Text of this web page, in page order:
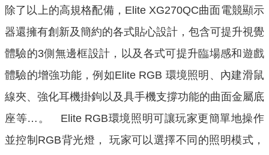
除了以上的高規格配備，Elite XG270QC曲面電競顯示
器還擁有創新及簡約的各式貼心設計，包含可提升視覺
體驗的3側無邊框設計，以及各式可提升臨場感和遊戲
體驗的增強功能，例如Elite RGB 環境照明、內建滑鼠
線夾、強化耳機掛鉤以及具手機支撐功能的曲面金屬底
座等…。 Elite RGB環境照明可讓玩家更簡單地操作
並控制RGB背光燈， 玩家可以選擇不同的照明模式，